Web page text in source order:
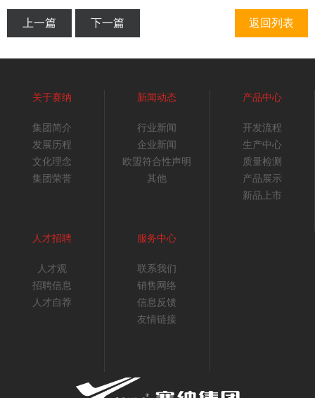
上一篇 下一篇 返回列表
关于赛纳
集团简介
发展历程
文化理念
集团荣誉
新闻动态
行业新闻
企业新闻
欧盟符合性声明
其他
产品中心
开发流程
生产中心
质量检测
产品展示
新品上市
人才招聘
人才观
招聘信息
人才自荐
服务中心
联系我们
销售网络
信息反馈
友情链接